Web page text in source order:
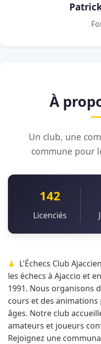
Patrick
À
Un club, une
commune pour
142
Licenciés
L'Échecs Club
les échecs à Ajaccio et
1991. Nous organisons
cours et des
âges. Notre club
amateurs et joueurs
Rejoignez une